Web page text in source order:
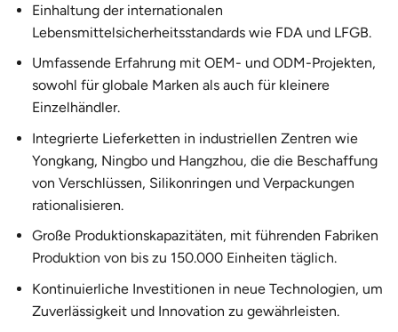
Einhaltung der internationalen
Lebensmittelsicherheitsstandards wie FDA und LFGB.
Umfassende Erfahrung mit OEM- und ODM-Projekten,
sowohl für globale Marken als auch für kleinere
Einzelhändler.
Integrierte Lieferketten in industriellen Zentren wie
Yongkang, Ningbo und Hangzhou, die die Beschaffung
von Verschlüssen, Silikonringen und Verpackungen
rationalisieren.
Große Produktionskapazitäten, mit führenden Fabriken
Produktion von bis zu 150.000 Einheiten täglich.
Kontinuierliche Investitionen in neue Technologien, um
Zuverlässigkeit und Innovation zu gewährleisten.